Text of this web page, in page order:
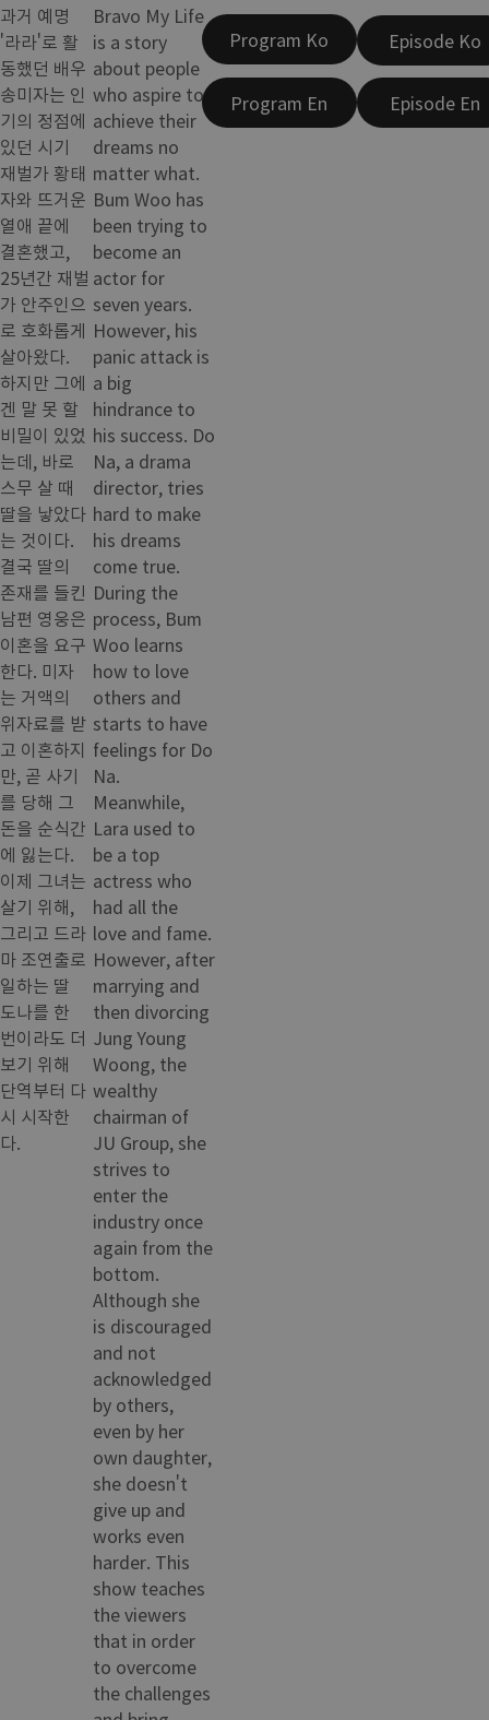
과거 예명
'라라'로 활
동했던 배우
송미자는 인
기의 정점에
있던 시기
재벌가 황태
자와 뜨거운
열애 끝에
결혼했고,
25년간 재벌
가 안주인으
로 호화롭게
살아왔다.
하지만 그에
겐 말 못 할
비밀이 있었
는데, 바로
스무 살 때
딸을 낳았다
는 것이다.
결국 딸의
존재를 들킨
남편 영웅은
이혼을 요구
한다. 미자
는 거액의
위자료를 받
고 이혼하지
만, 곧 사기
를 당해 그
돈을 순식간
에 잃는다.
이제 그녀는
살기 위해,
그리고 드라
마 조연출로
일하는 딸
도나를 한
번이라도 더
보기 위해
단역부터 다
시 시작한
다.
Bravo My Life
is a story
about people
who aspire to
achieve their
dreams no
matter what.
Bum Woo has
been trying to
become an
actor for
seven years.
However, his
panic attack is
a big
hindrance to
his success. Do
Na, a drama
director, tries
hard to make
his dreams
come true.
During the
process, Bum
Woo learns
how to love
others and
starts to have
feelings for Do
Na.
Meanwhile,
Lara used to
be a top
actress who
had all the
love and fame.
However, after
marrying and
then divorcing
Jung Young
Woong, the
wealthy
chairman of
JU Group, she
strives to
enter the
industry once
again from the
bottom.
Although she
is discouraged
and not
acknowledged
by others,
even by her
own daughter,
she doesn't
give up and
works even
harder. This
show teaches
the viewers
that in order
to overcome
the challenges
Program Ko
Program En
Episode Ko
Episode En